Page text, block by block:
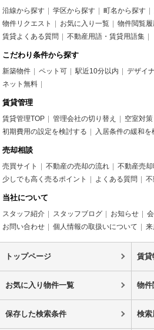
沿線から探す 学区から探す 町名から探す
物件リクエスト
お気に入り一覧 物件閲覧
賃貸よくある質問
不動産用語・賃貸用語集
こだわり条件から探す
新築物件 ペット可 駅近10分以内 デザイ
ネット無料
賃貸管理
賃貸管理TOP 管理会社の切り替え
空室対
初期費用の設定を検討する
入居条件の緩和を
売却相談
売買サイト 不動産の売却の流れ
不動産売
少しでも高く売るポイント
よくある質問
当社について
スタッフ紹介 スタッフブログ お知らせ
お問い合わせ
個人情報の取扱いについて
トップページ 賃貸
お気に入り物件一覧 物件
保存した検索条件 検索